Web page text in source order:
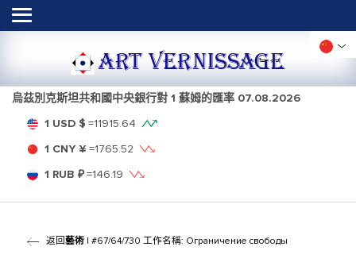
ART VERNISSAGE
烏茲別克斯坦共和國中央銀行對 1 蘇姆的匯率 07.08.2026
1 USD $ =11915.64
1 CNY ¥ =1765.52
1 RUB ₽=146.19
返回藝術| #67/64/730 工作名稱: Ограничение свободы